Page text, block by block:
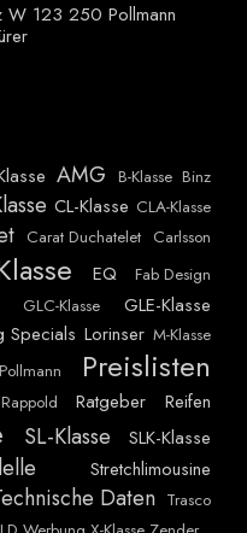
W 123 250 Pollmann
AMG B-Klasse Binz
CL-Klasse CLA-Klasse
Carat Duchatelet Carlsson
EQ Fab Design
GLC-Klasse GLE-Klasse
Specials Lorinser M-Klasse
Pollmann Preislisten
Rappold Ratgeber Reifen
SL-Klasse SLK-Klasse
Stretchlimousine
Daten Trasco